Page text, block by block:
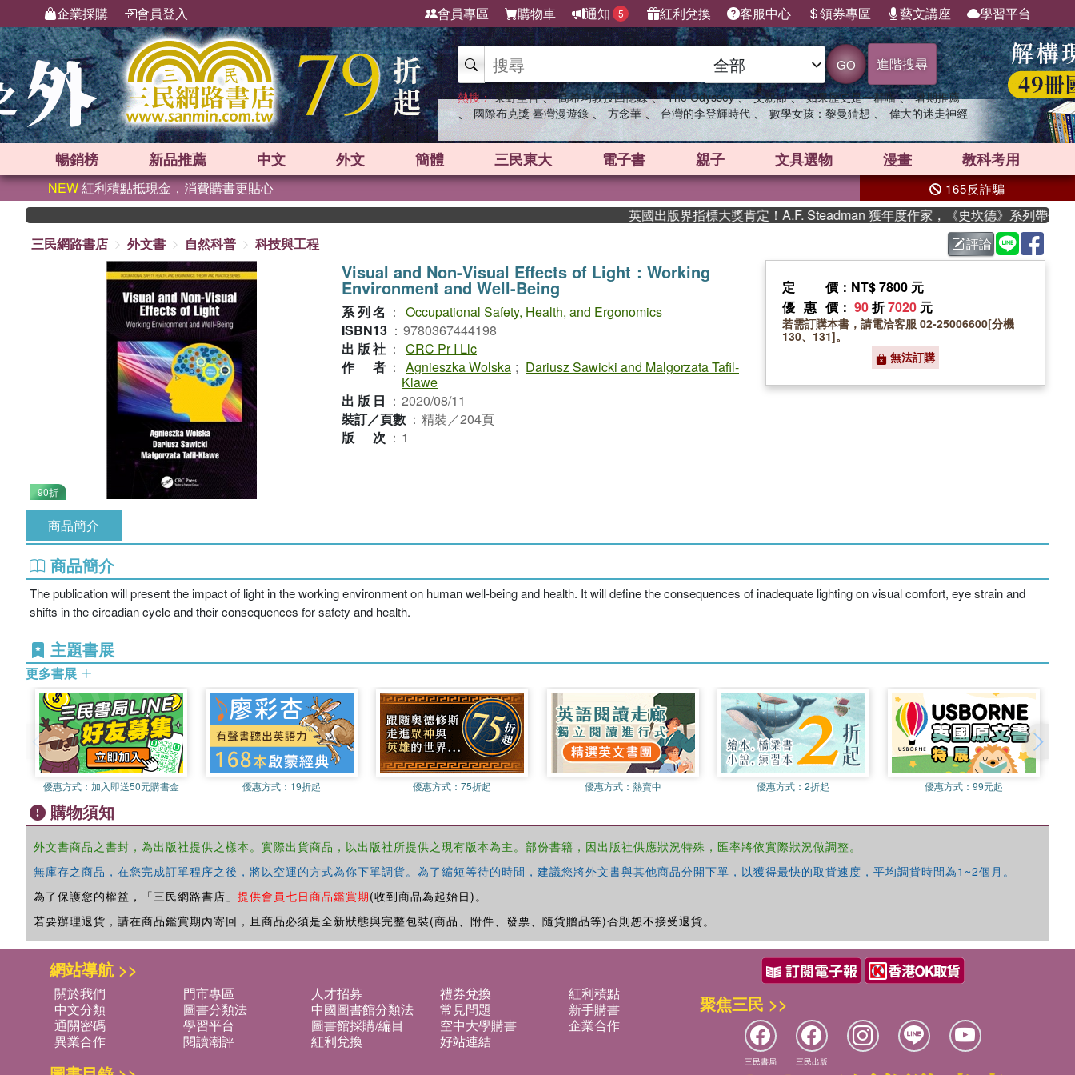
企業採購 會員登入 會員專區 購物車 通知 5 紅利兌換 客服中心 領券專區 藝文講座 學習平台
GO 進階搜尋
熱搜： 東野圭吾 、 高希均教授回憶錄 、 The Odyssey 、 父親節 、 如果歷史是一群喵 、 暑期推薦
、 國際布克獎 臺灣漫遊錄 、 方念華 、 台灣的李登輝時代 、 數學女孩：黎曼猜想 、 偉大的迷走神經
暢銷榜 新品推薦 中文 外文 簡體 三民東大 電子書 親子 文具選物 漫畫 教科考用
NEW紅利積點抵現金，消費購書更貼心 165反詐騙
英國出版界指標大獎肯定！A.F. Steadman 獲年度作家，《史坎德》系列帶你踏上
三民網路書店
外文書 自然科普 科技與工程 評論
90折
Visual and Non-Visual Effects of Light：Working
Environment and Well-Being
系列名 ： Occupational Safety, Health, and Ergonomics
ISBN13 ： 9780367444198
出版社 ： CRC Pr I Llc
作者 ： Agnieszka Wolska ; Dariusz Sawicki and Malgorzata Tafil-
Klawe
出版日 ： 2020/08/11
裝訂／頁數 ： 精裝／204頁
版次 ： 1
定價 ：NT$ 7800 元
優惠價 ： 90折7020 元
若需訂購本書，請電洽客服 02-25006600[分機
130、131]。
無法訂購
商品簡介
商品簡介
The publication will present the impact of light in the working environment on human well-being and health. It will define the consequences of inadequate lighting on visual comfort, eye strain and
shifts in the circadian cycle and their consequences for safety and health.
主題書展
更多書展
優惠方式： 加入即送50元購書金 優惠方式： 19折起 優惠方式：75折起 優惠方式： 熱賣中 優惠方式：2折起 優惠方式：99元起
購物須知
外文書商品之書封，為出版社提供之樣本。實際出貨商品，以出版社所提供之現有版本為主。部份書籍，因出版社供應狀況特殊，匯率將依實際狀況做調整。
無庫存之商品，在您完成訂單程序之後，將以空運的方式為你下單調貨。為了縮短等待的時間，建議您將外文書與其他商品分開下單，以獲得最快的取貨速度，平均調貨時間為1~2個月。
為了保護您的權益，「三民網路書店」 提供會員七日商品鑑賞期(收到商品為起始日)。
若要辦理退貨，請在商品鑑賞期內寄回，且商品必須是全新狀態與完整包裝(商品、附件、發票、隨貨贈品等)否則恕不接受退貨。
網站導航 >>
關於我們 門市專區 人才招募 禮券兌換
紅利積點
中文分類
圖書分類法 中國圖書館分類法 常見問題
新手購書
通關密碼
學習平台 圖書館採購/編目 空中大學購書
企業合作
異業合作
閱讀潮評 紅利兌換 好站連結
聚焦三民 >>
三民書局 三民出版